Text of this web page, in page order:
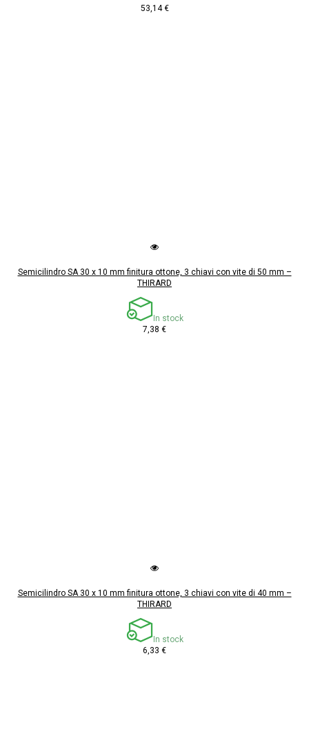
53,14 €
Semicilindro SA 30 x 10 mm finitura ottone, 3 chiavi con vite di 50 mm –
THIRARD
In stock
7,38 €
Semicilindro SA 30 x 10 mm finitura ottone, 3 chiavi con vite di 40 mm –
THIRARD
In stock
6,33 €